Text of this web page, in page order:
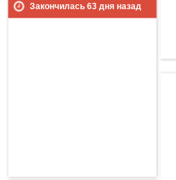
Закончилась 63дня назад